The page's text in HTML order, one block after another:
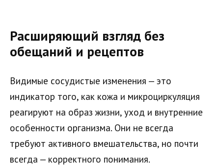
Расширяющий взгляд без
обещаний и рецептов
Видимые сосудистые изменения — это
индикатор того, как кожа и микроциркуляция
реагируют на образ жизни, уход и внутренние
особенности организма. Они не всегда
требуют активного вмешательства, но почти
всегда — корректного понимания.